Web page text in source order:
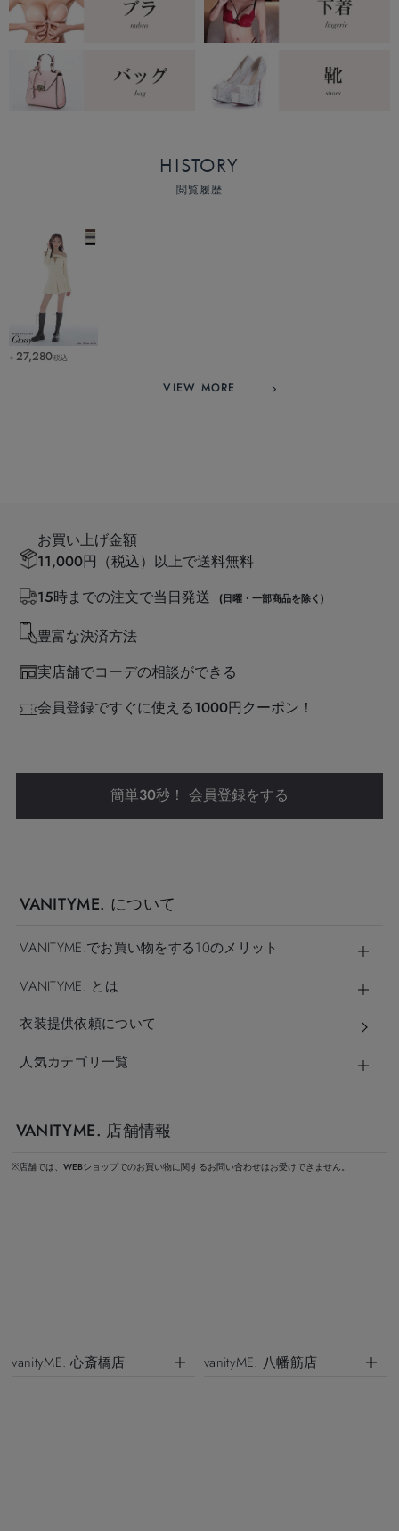
HISTORY
閲覧履歴
￥ 27,280税込
VIEW MORE
お買い上げ金額
11,000円（税込）以上で送料無料
15時までの注文で当日発送
(日曜・一部商品を除く)
豊富な決済方法
実店舗でコーデの相談ができる
会員登録ですぐに使える1000円クーポン！
簡単30秒！ 会員登録をする
VANITYME. について
VANITYME.でお買い物をする10のメリット
VANITYME. とは
衣装提供依頼について
人気カテゴリ一覧
VANITYME. 店舗情報
※店舗では、WEBショップでのお買い物に関するお問い合わせはお受けできません。
vanityME. 心斎橋店 vanityME. 八幡筋店